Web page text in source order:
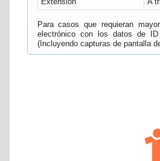
Para casos que requieran
electrónico con los datos de ID
(Incluyendo capturas de pantalla